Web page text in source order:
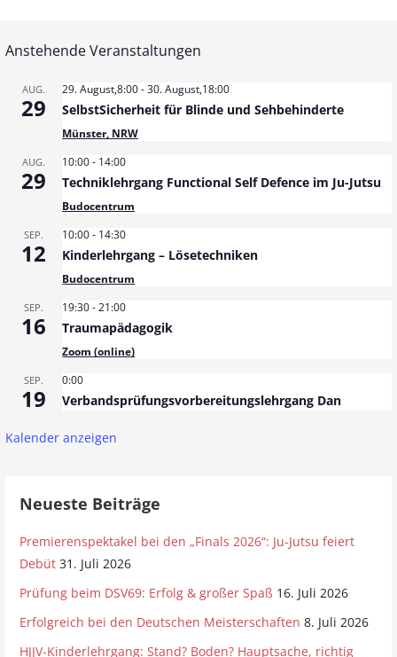
Anstehende Veranstaltungen
AUG.
29
29. August,8:00-30. August,18:00
SelbstSicherheit für Blinde und Sehbehinderte
Münster, NRW
AUG.
29
10:00- 14:00
Techniklehrgang Functional Self Defence im Ju-Jutsu
Budocentrum
SEP.
12
10:00- 14:30
Kinderlehrgang – Lösetechniken
Budocentrum
SEP.
16
19:30-21:00
Traumapädagogik
Zoom (online)
SEP.
19
0:00
Verbandsprüfungsvorbereitungslehrgang Dan
Kalender anzeigen
Neueste Beiträge
Premierenspektakel bei den „Finals 2026“: Ju-Jutsu feiert
Debüt 31. Juli 2026
Prüfung beim DSV69: Erfolg & großer Spaß 16. Juli 2026
Erfolgreich bei den Deutschen Meisterschaften 8. Juli 2026
HJJV-Kinderlehrgang: Stand? Boden? Hauptsache, richtig